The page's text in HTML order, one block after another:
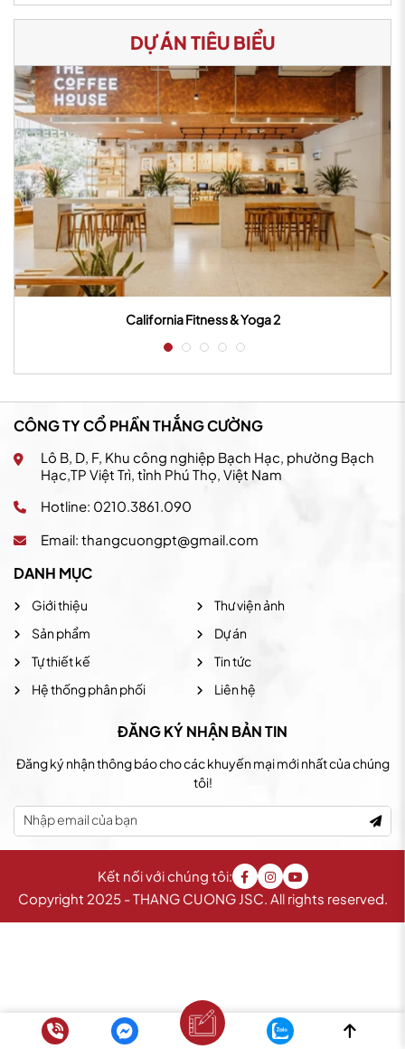
DỰ ÁN TIÊU BIỂU
California Fitness & Yoga 2
CÔNG TY CỔ PHẦN THẮNG CƯỜNG
Lô B, D, F, Khu công nghiệp Bạch Hạc, phường Bạch
Hạc,TP Việt Trì, tỉnh Phú Thọ, Việt Nam
Hotline: 0210.3861.090
Email: thangcuongpt@gmail.com
DANH MỤC
Giới thiệu
Sản phẩm
Tự thiết kế
Hệ thống phân phối
Thư viện ảnh
Dự án
Tin tức
Liên hệ
ĐĂNG KÝ NHẬN BẢN TIN
Đăng ký nhận thông báo cho các khuyến mại mới nhất của chúng
tôi!
Copyright 2025 - THANG CUONG JSC. All rights reserved.
Kết nối với chúng tôi: